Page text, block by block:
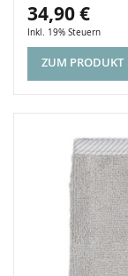
34,90 €
Inkl. 19% Steuern
ZUM PRODUKT